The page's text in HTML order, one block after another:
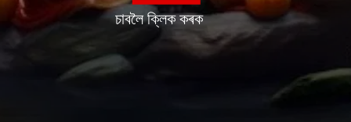
চাবলৈ ক্লিক কৰক